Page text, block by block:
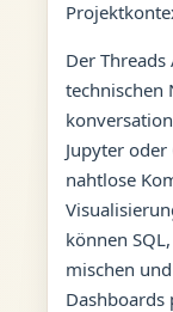
Der
technischen
Jupyter
nahtlose
können
mischen
Dashboards